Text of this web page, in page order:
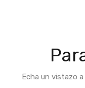
Echa un vistazo